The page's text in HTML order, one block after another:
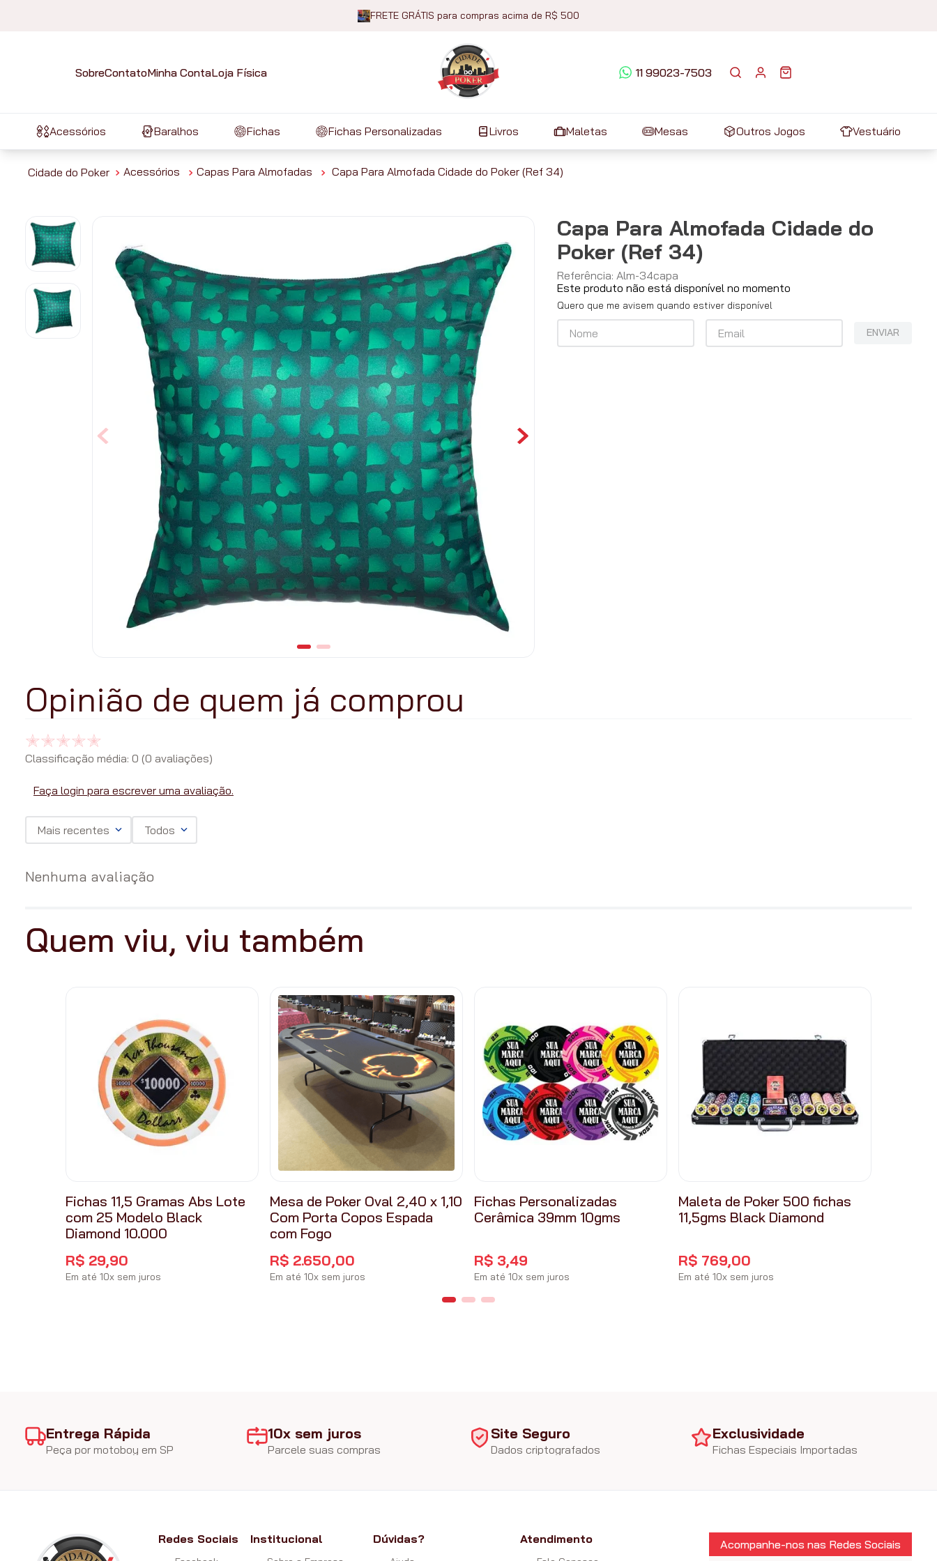
FRETE GRÁTIS para compras acima de R$ 500
SobreContatoMinha ContaLoja Física 11 99023-7503
Acessórios Baralhos Fichas Fichas Personalizadas Livros Maletas Mesas Outros Jogos Vestuário
Acessórios Capas Para Almofadas Capa Para Almofada Cidade do Poker (Ref 34)
Capa Para Almofada Cidade do
Poker (Ref 34)
Referência: Alm-34capa
Este produto não está disponível no momento
Quero que me avisem quando estiver disponível
ENVIAR
Classificação média: 0 (0 avaliações)
Faça login para escrever uma avaliação.
Mais recentes Todos
Nenhuma avaliação
Quem viu, viu também
Fichas 11,5 Gramas Abs Lote
com 25 Modelo Black
Diamond 10.000
R$ 29,90
Em até10x sem juros
Mesa de Poker Oval 2,40 x 1,10
Com Porta Copos Espada
com Fogo
R$ 2.650,00
Em até10x sem juros
Fichas Personalizadas
Cerâmica 39mm 10gms
R$ 3,49
Em até10x sem juros
Maleta de Poker 500 fichas
11,5gms Black Diamond
R$ 769,00
Em até10x sem juros
Entrega Rápida
Peça por motoboy em SP
10x sem juros
Parcele suas compras
Site Seguro
Dados criptografados
Exclusividade
Fichas Especiais Importadas
Redes Sociais Institucional Dúvidas? Atendimento Acompanhe-nos nas Redes Sociais